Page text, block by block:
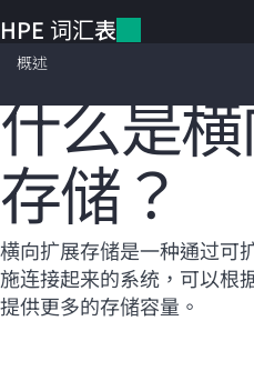
您的购物
前往 HPE 商店浏
立即
概述
HPE 词汇表
横向扩展存储
什么是
存储？
横向扩展存储是一种通过可
施连接起来的系统，可以根
提供更多的存储容量。